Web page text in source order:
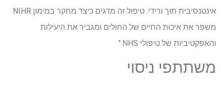
אינטנסיבית תוך ורידי. טיפול זה מדגים כיצד מחקר במימון NIHR
משפר את איכות החיים של החולים ומגביר את היעילות
והאפקטיביות של טיפולי NHS."
משתתפי ניסוי